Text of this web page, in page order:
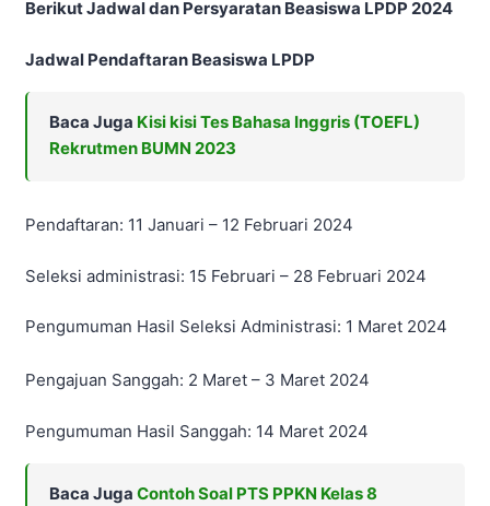
Berikut Jadwal dan Persyaratan Beasiswa LPDP 2024
Jadwal Pendaftaran Beasiswa LPDP
Baca Juga Kisi kisi Tes Bahasa Inggris (TOEFL)
Rekrutmen BUMN 2023
Pendaftaran: 11 Januari – 12 Februari 2024
Seleksi administrasi: 15 Februari – 28 Februari 2024
Pengumuman Hasil Seleksi Administrasi: 1 Maret 2024
Pengajuan Sanggah: 2 Maret – 3 Maret 2024
Pengumuman Hasil Sanggah: 14 Maret 2024
Baca Juga Contoh Soal PTS PPKN Kelas 8